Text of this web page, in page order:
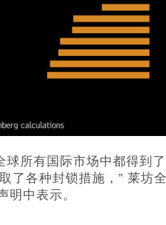
所有国际市场中都得到了
了各种封锁措施，” 莱坊
明中表示。